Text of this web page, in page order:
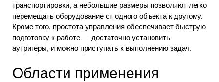
транспортировки, а небольшие размеры позволяют легко
перемещать оборудование от одного объекта к другому.
Кроме того, простота управления обеспечивает быструю
подготовку к работе — достаточно установить
аутригеры, и можно приступать к выполнению задач.
Области применения